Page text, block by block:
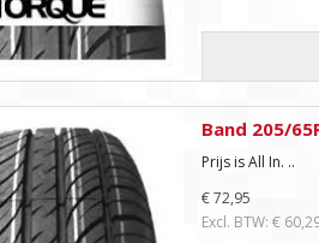
Band 205/
Prijs is All In. ..
€ 72,95
Excl. BTW: €